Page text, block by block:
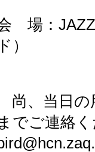
場：JAZZ
ド）
尚、当日の
までご連絡